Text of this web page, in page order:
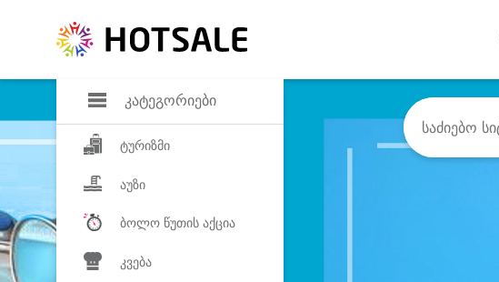
კატეგორიები
ტურიზმი
აუზი
ბოლო წუთის აქცია
კვება